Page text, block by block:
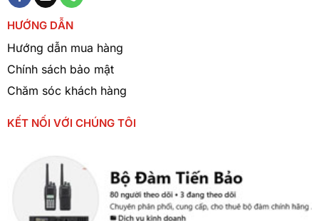
Chế
độ hoạt động
thước: 54 x 122 x 33.5 mm
lượng : 290g (bao gồm pin)
Ứng Dụng Thực Tế
Công
trường xây dựng: Đảm bảo liên lạc nhanh chóng, hiệu
HƯỚNG DẪN
Hướng dẫn mua hàng
Chính sách bảo mật
Chăm sóc khách hàng
KẾT NỐI VỚI CHÚNG TÔI